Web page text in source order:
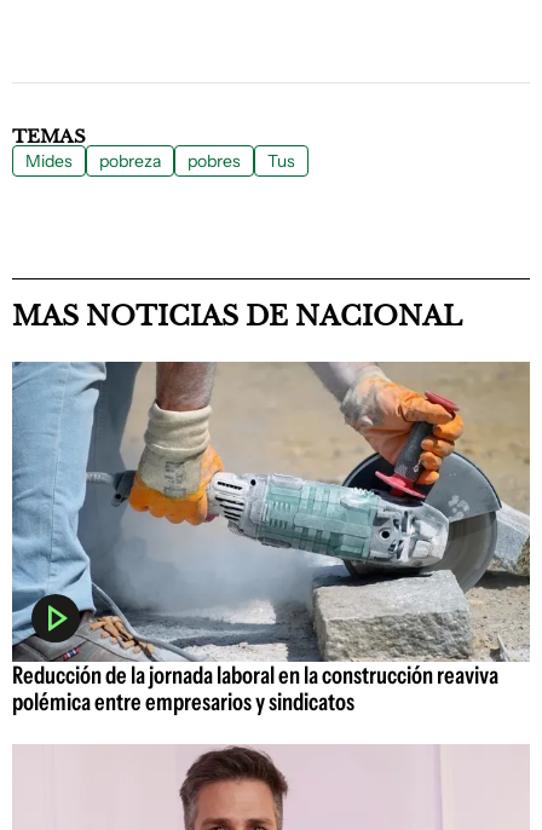
TEMAS
Mides pobreza pobres Tus
MAS NOTICIAS DE NACIONAL
Reducción de la jornada laboral en la construcción reaviva
polémica entre empresarios y sindicatos